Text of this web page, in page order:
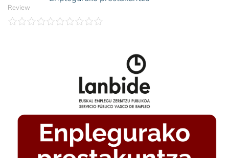
Review